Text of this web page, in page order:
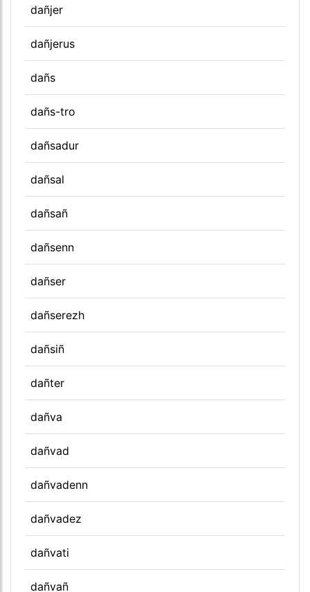
dañjer
dañjerus
dañs
dañs-tro
dañsadur
dañsal
dañsañ
dañsenn
dañser
dañserezh
dañsiñ
dañter
dañva
dañvad
dañvadenn
dañvadez
dañvati
dañvañ